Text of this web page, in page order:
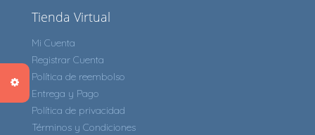
Tienda Virtual
Mi Cuenta
Registrar Cuenta
Política de reembolso
Entrega y Pago
Política de privacidad
Términos y Condiciones